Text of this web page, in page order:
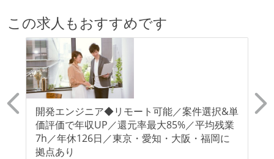
この求人もおすすめです
開発エンジニア◆リモート可能／案件選択&単
価評価で年収UP／還元率最大85%／平均残業
7h／年休126日／東京・愛知・大阪・福岡に
拠点あり